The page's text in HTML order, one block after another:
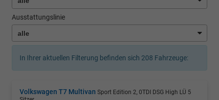
Ausstattungslinie
In Ihrer aktuellen Filterung befinden sich 208 Fahrzeuge:
Volkswagen T7 Multivan Sport Edition 2, 0TDI DSG High LÜ 5